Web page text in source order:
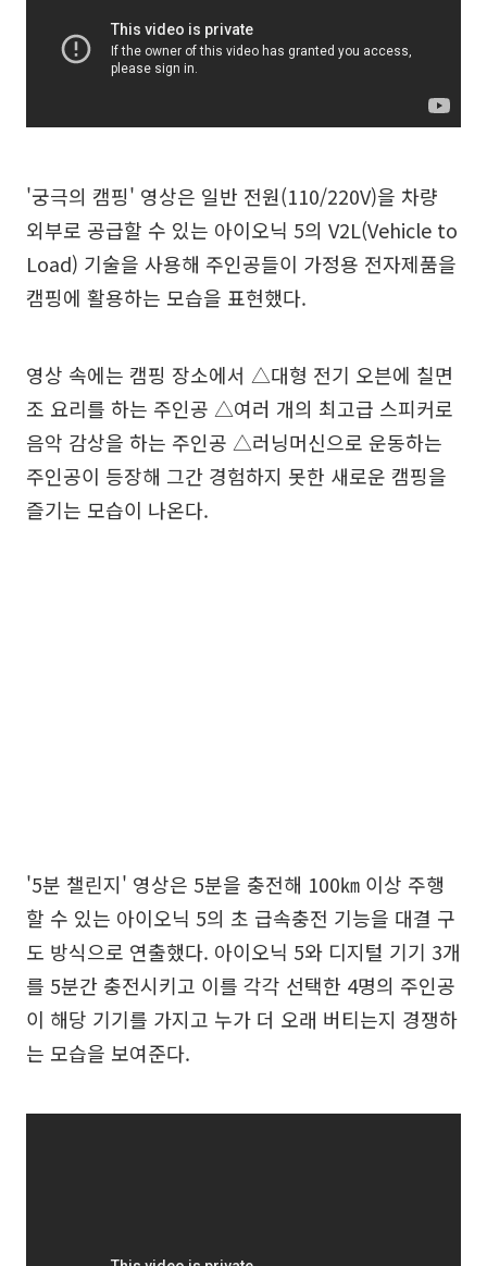
'궁극의 캠핑' 영상은 일반 전원(110/220V)을 차량
외부로 공급할 수 있는 아이오닉 5의 V2L(Vehicle to
Load) 기술을 사용해 주인공들이 가정용 전자제품을
캠핑에 활용하는 모습을 표현했다.
영상 속에는 캠핑 장소에서 △대형 전기 오븐에 칠면
조 요리를 하는 주인공 △여러 개의 최고급 스피커로
음악 감상을 하는 주인공 △러닝머신으로 운동하는
주인공이 등장해 그간 경험하지 못한 새로운 캠핑을
즐기는 모습이 나온다.
'5분 챌린지' 영상은 5분을 충전해 100㎞ 이상 주행
할 수 있는 아이오닉 5의 초 급속충전 기능을 대결 구
도 방식으로 연출했다. 아이오닉 5와 디지털 기기 3개
를 5분간 충전시키고 이를 각각 선택한 4명의 주인공
이 해당 기기를 가지고 누가 더 오래 버티는지 경쟁하
는 모습을 보여준다.